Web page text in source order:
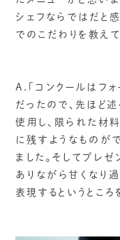
シェフならではだと感
でのこだわりを教えて
A.「コンクールはフ
だったので、先ほど
使用し、限られた材
に残すようなものが
ました。そしてプレゼ
ありながら甘くなり
表現するというところ